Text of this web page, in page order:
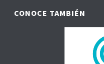
CONOCE TAMBIÉN